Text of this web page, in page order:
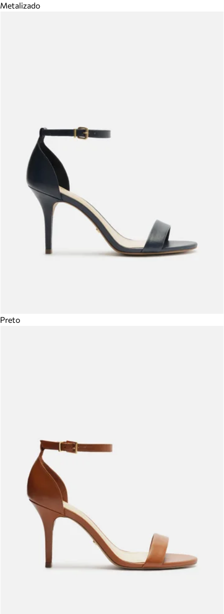
Metalizado
Preto